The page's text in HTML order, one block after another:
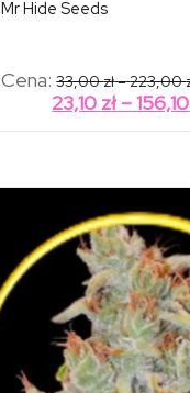
Mr Hide Seeds
Cena: 33,00zł–223,00
23,10 zł –156,10